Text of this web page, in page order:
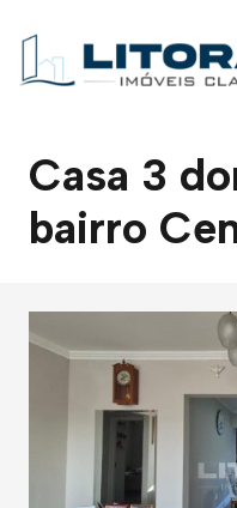
Casa 3
bairro